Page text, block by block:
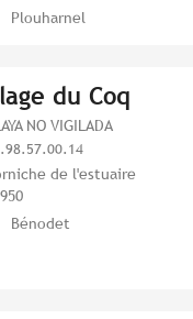
Plouharnel
du Coq
NO VIGILADA
de l'estuaire
Bénodet